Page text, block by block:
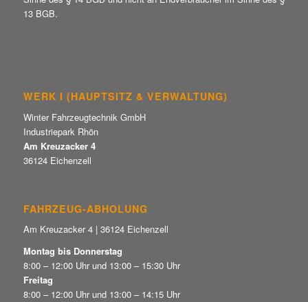
13 BGB.
WERK I (HAUPTSITZ & VERWALTUNG)
Winter Fahrzeugtechnik GmbH
Industriepark Rhön
Am Kreuzacker 4
36124 Eichenzell
FAHRZEUG-ABHOLUNG
Am Kreuzacker 4 | 36124 Eichenzell
Montag bis Donnerstag
8:00 – 12:00 Uhr und 13:00 – 15:30 Uhr
Freitag
8:00 – 12:00 Uhr und 13:00 – 14:15 Uhr